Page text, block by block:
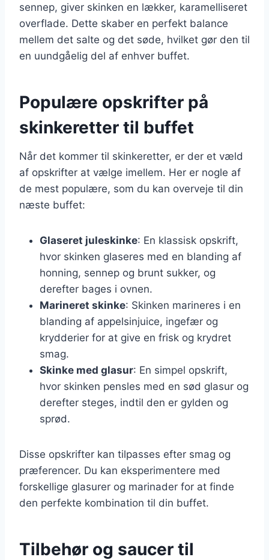
sennep, giver skinken en lækker, karamelliseret
overflade. Dette skaber en perfekt balance
mellem det salte og det søde, hvilket gør den til
en uundgåelig del af enhver buffet.
Populære opskrifter på
skinkeretter til buffet
Når det kommer til skinkeretter, er der et væld
af opskrifter at vælge imellem. Her er nogle af
de mest populære, som du kan overveje til din
næste buffet:
Glaseret juleskinke: En klassisk opskrift,
hvor skinken glaseres med en blanding af
honning, sennep og brunt sukker, og
derefter bages i ovnen.
Marineret skinke: Skinken marineres i en
blanding af appelsinjuice, ingefær og
krydderier for at give en frisk og krydret
smag.
Skinke med glasur: En simpel opskrift,
hvor skinken pensles med en sød glasur og
derefter steges, indtil den er gylden og
sprød.
Disse opskrifter kan tilpasses efter smag og
præferencer. Du kan eksperimentere med
forskellige glasurer og marinader for at finde
den perfekte kombination til din buffet.
Tilbehør og saucer til